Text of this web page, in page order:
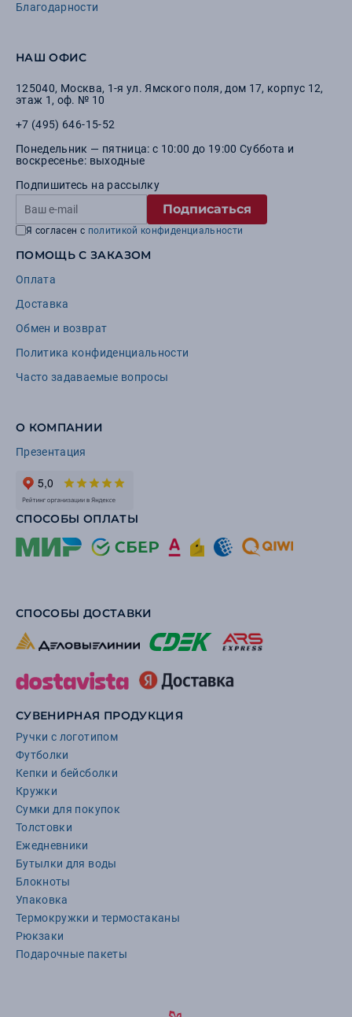
Благодарности
НАШ ОФИС
125040, Москва, 1-я ул. Ямского поля, дом 17, корпус 12,
этаж 1, оф. № 10
+7 (495) 646-15-52
Понедельник — пятница: с 10:00 до 19:00 Суббота и
воскресенье: выходные
Подпишитесь на рассылку
Подписаться
Я согласен с политикой конфиденциальности
ПОМОЩЬ С ЗАКАЗОМ
Оплата
Доставка
Обмен и возврат
Политика конфиденциальности
Часто задаваемые вопросы
О КОМПАНИИ
Презентация
СПОСОБЫ ОПЛАТЫ
СПОСОБЫ ДОСТАВКИ
СУВЕНИРНАЯ ПРОДУКЦИЯ
Ручки с логотипом
Футболки
Кепки и бейсболки
Кружки
Сумки для покупок
Толстовки
Ежедневники
Бутылки для воды
Блокноты
Упаковка
Термокружки и термостаканы
Рюкзаки
Подарочные пакеты